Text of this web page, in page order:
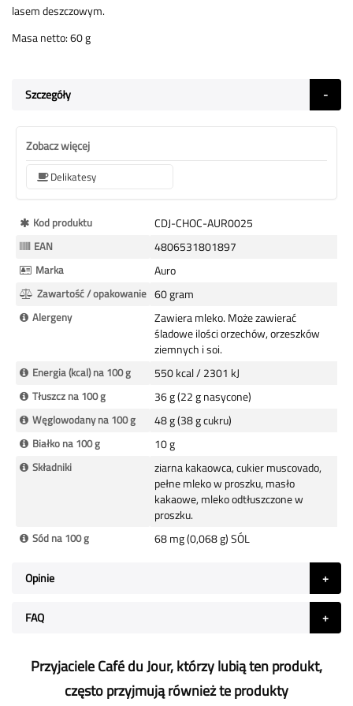
lasem deszczowym.
Masa netto: 60 g
Szczegóły
Zobacz więcej
Delikatesy
Więcej
informacji
Kod produktu CDJ-CHOC-AUR0025
EAN 4806531801897
Marka Auro
Zawartość / opakowanie 60 gram
Alergeny
Zawiera mleko. Może zawierać
śladowe ilości orzechów, orzeszków
ziemnych i soi.
Energia (kcal) na 100 g 550 kcal / 2301 kJ
Tłuszcz na 100 g 36 g (22 g nasycone)
Węglowodany na 100 g 48 g (38 g cukru)
Białko na 100 g 10 g
Składniki
ziarna kakaowca, cukier muscovado,
pełne mleko w proszku, masło
kakaowe, mleko odtłuszczone w
proszku.
Sód na 100 g 68 mg (0,068 g) SÓL
Opinie
FAQ
Przyjaciele Café du Jour, którzy lubią ten produkt,
często przyjmują również te produkty